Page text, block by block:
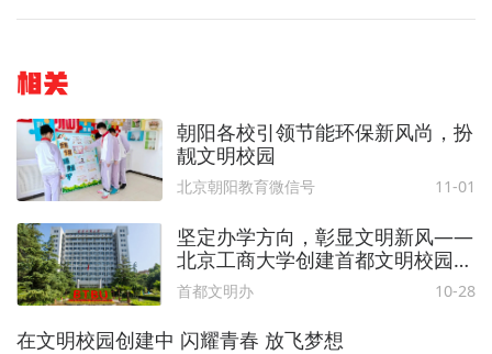
相关
朝阳各校引领节能环保新风尚，扮
靓文明校园
北京朝阳教育微信号 11-01
坚定办学方向，彰显文明新风——
北京工商大学创建首都文明校园综
述
首都文明办 10-28
在文明校园创建中 闪耀青春 放飞梦想